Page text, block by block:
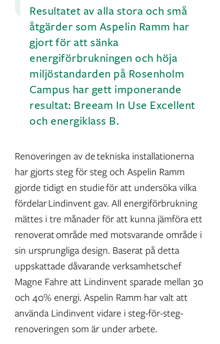
Resultatet av alla stora och små
åtgärder som Aspelin Ramm har
gjort för att sänka
energiförbrukningen och höja
miljöstandarden på Rosenholm
Campus har gett imponerande
resultat: Breeam In Use Excellent
och energiklass B.
Renoveringen av de tekniska installationerna
har gjorts steg för steg och Aspelin Ramm
gjorde tidigt en studie för att undersöka vilka
fördelar Lindinvent gav. All energiförbrukning
mättes i tre månader för att kunna jämföra ett
renoverat område med motsvarande område i
sin ursprungliga design. Baserat på detta
uppskattade dåvarande verksamhetschef
Magne Fahre att Lindinvent sparade mellan 30
och 40% energi. Aspelin Ramm har valt att
använda Lindinvent vidare i steg-för-steg-
renoveringen som är under arbete.